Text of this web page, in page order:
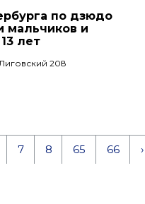
по дзюдо
мальчиков и
лет
208
7 8 65 66 ›